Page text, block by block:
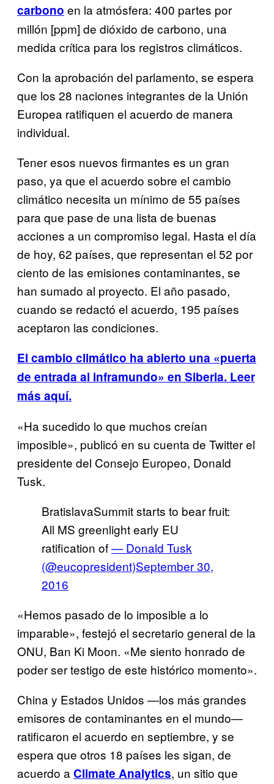
carbono en la atmósfera: 400 partes por
millón [ppm] de dióxido de carbono, una
medida crítica para los registros climáticos.
Con la aprobación del parlamento, se espera
que los 28 naciones integrantes de la Unión
Europea ratifiquen el acuerdo de manera
individual.
Tener esos nuevos firmantes es un gran
paso, ya que el acuerdo sobre el cambio
climático necesita un mínimo de 55 países
para que pase de una lista de buenas
acciones a un compromiso legal. Hasta el día
de hoy, 62 países, que representan el 52 por
ciento de las emisiones contaminantes, se
han sumado al proyecto. El año pasado,
cuando se redactó el acuerdo, 195 países
aceptaron las condiciones.
El cambio climático ha abierto una «puerta
de entrada al inframundo» en Siberia. Leer
más aquí.
«Ha sucedido lo que muchos creían
imposible», publicó en su cuenta de Twitter el
presidente del Consejo Europeo, Donald
Tusk.
BratislavaSummit starts to bear fruit:
All MS greenlight early EU
ratification of— Donald Tusk
(@eucopresident)September 30,
2016
«Hemos pasado de lo imposible a lo
imparable», festejó el secretario general de la
ONU, Ban Ki Moon. «Me siento honrado de
poder ser testigo de este histórico momento».
China y Estados Unidos —los más grandes
emisores de contaminantes en el mundo—
ratificaron el acuerdo en septiembre, y se
espera que otros 18 países les sigan, de
acuerdo a Climate Analytics, un sitio que